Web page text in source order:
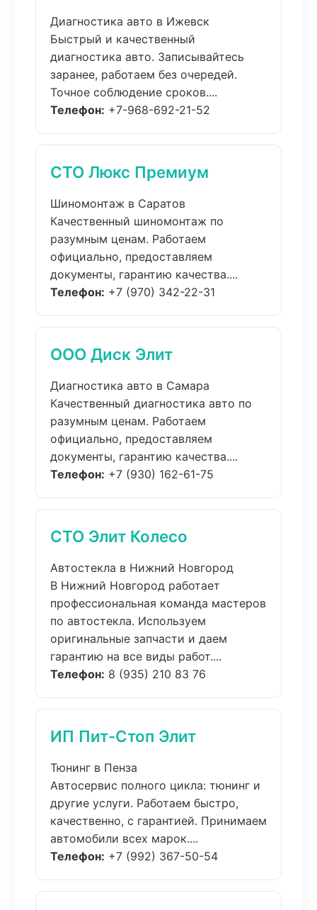
Диагностика авто в Ижевск
Быстрый и качественный
диагностика авто. Записывайтесь
заранее, работаем без очередей.
Точное соблюдение сроков....
Телефон: +7-968-692-21-52
СТО Люкс Премиум
Шиномонтаж в Саратов
Качественный шиномонтаж по
разумным ценам. Работаем
официально, предоставляем
документы, гарантию качества....
Телефон: +7 (970) 342-22-31
ООО Диск Элит
Диагностика авто в Самара
Качественный диагностика авто по
разумным ценам. Работаем
официально, предоставляем
документы, гарантию качества....
Телефон: +7 (930) 162-61-75
СТО Элит Колесо
Автостекла в Нижний Новгород
В Нижний Новгород работает
профессиональная команда мастеров
по автостекла. Используем
оригинальные запчасти и даем
гарантию на все виды работ....
Телефон: 8 (935) 210 83 76
ИП Пит-Стоп Элит
Тюнинг в Пенза
Автосервис полного цикла: тюнинг и
другие услуги. Работаем быстро,
качественно, с гарантией. Принимаем
автомобили всех марок....
Телефон: +7 (992) 367-50-54